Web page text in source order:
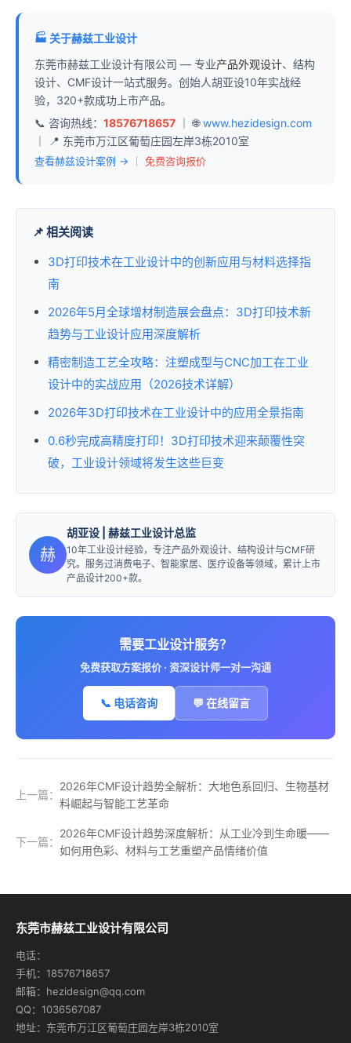
🏭 关于赫兹工业设计
东莞市赫兹工业设计有限公司 — 专业产品外观设计、结构
设计、CMF设计一站式服务。创始人胡亚设10年实战经
验，320+款成功上市产品。
📞 咨询热线： 18576718657 ｜ 🌐www.hezidesign.com
｜ 📍 东莞市万江区葡萄庄园左岸3栋2010室
查看赫兹设计案例 → 免费咨询报价
📌 相关阅读
3D打印技术在工业设计中的创新应用与材料选择指
南
2026年5月全球增材制造展会盘点：3D打印技术新
趋势与工业设计应用深度解析
精密制造工艺全攻略：注塑成型与CNC加工在工业
设计中的实战应用（2026技术详解）
2026年3D打印技术在工业设计中的应用全景指南
0.6秒完成高精度打印！3D打印技术迎来颠覆性突
破，工业设计领域将发生这些巨变
赫
胡亚设 | 赫兹工业设计总监
10年工业设计经验，专注产品外观设计、结构设计与CMF研
究。服务过消费电子、智能家居、医疗设备等领域，累计上市
产品设计200+款。
需要工业设计服务？
免费获取方案报价 · 资深设计师一对一沟通
📞 电话咨询 💬 在线留言
上一篇：
2026年CMF设计趋势全解析：大地色系回归、生物基材
料崛起与智能工艺革命
下一篇：
2026年CMF设计趋势深度解析：从工业冷到生命暖——
如何用色彩、材料与工艺重塑产品情绪价值
东莞市赫兹工业设计有限公司
电话：
手机：18576718657
邮箱：hezidesign@qq.com
QQ：1036567087
地址：东莞市万江区葡萄庄园左岸3栋2010室